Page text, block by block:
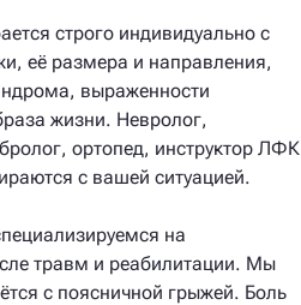
строго индивидуально с
её размера и направления,
выраженности
жизни. Невролог,
ортопед, инструктор ЛФК
с вашей ситуацией.
на
травм и реабилитации. Мы
с поясничной грыжей. Боль